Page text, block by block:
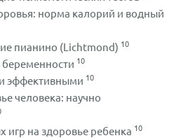
норма калорий и водный
пианино (Lichtmond) 10
10
эффективными 10
человека: научно
на здоровье ребенка 10